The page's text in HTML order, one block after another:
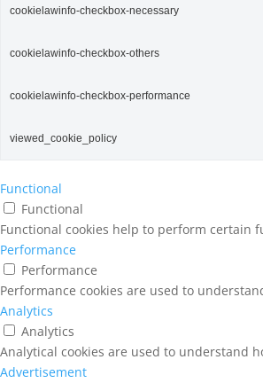
cookielawinfo-checkbox-necessary
cookielawinfo-checkbox-others
cookielawinfo-checkbox-performance
viewed_cookie_policy
Functional
Functional
Functional cookies help to perform certain
Performance
Performance
Performance cookies are used to
Analytics
Analytics
Analytical cookies are used to understand
Advertisement